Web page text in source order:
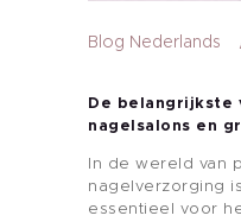
Blog Nederlands
De belangrijkste
nagelsalons en
In de wereld van
nagelverzorging
essentieel voor